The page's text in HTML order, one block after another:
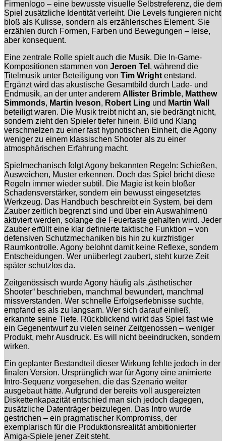
Firmenlogo – eine bewusste visuelle Selbstreferenz, die dem
Spiel zusätzliche Identität verleiht. Die Levels fungieren nicht
bloß als Kulisse, sondern als erzählerisches Element. Sie
erzählen durch Formen, Farben und Bewegungen – leise,
aber konsequent.
Eine zentrale Rolle spielt auch die Musik. Die In-Game-
Kompositionen stammen von Jeroen Tel , während die
Titelmusik unter Beteiligung von Tim Wright entstand.
Ergänzt wird das akustische Gesamtbild durch Lade- und
Endmusik, an der unter anderem Allister Brimble, Matthew
Simmonds, Martin Iveson, Robert Ling und Martin Wall
beteiligt waren. Die Musik treibt nicht an, sie bedrängt nicht,
sondern zieht den Spieler tiefer hinein. Bild und Klang
verschmelzen zu einer fast hypnotischen Einheit, die Agony
weniger zu einem klassischen Shooter als zu einer
atmosphärischen Erfahrung macht.
Spielmechanisch folgt Agony bekannten Regeln: Schießen,
Ausweichen, Muster erkennen. Doch das Spiel bricht diese
Regeln immer wieder subtil. Die Magie ist kein bloßer
Schadensverstärker, sondern ein bewusst eingesetztes
Werkzeug. Das Handbuch beschreibt ein System, bei dem
Zauber zeitlich begrenzt sind und über ein Auswahlmenü
aktiviert werden, solange die Feuertaste gehalten wird. Jeder
Zauber erfüllt eine klar definierte taktische Funktion – von
defensiven Schutzmechaniken bis hin zu kurzfristiger
Raumkontrolle. Agony belohnt damit keine Reflexe, sondern
Entscheidungen. Wer unüberlegt zaubert, steht kurze Zeit
später schutzlos da.
Zeitgenössisch wurde Agony häufig als „ästhetischer
Shooter“ beschrieben, manchmal bewundert, manchmal
missverstanden. Wer schnelle Erfolgserlebnisse suchte,
empfand es als zu langsam. Wer sich darauf einließ,
erkannte seine Tiefe. Rückblickend wirkt das Spiel fast wie
ein Gegenentwurf zu vielen seiner Zeitgenossen – weniger
Produkt, mehr Ausdruck. Es will nicht beeindrucken, sondern
wirken.
Ein geplanter Bestandteil dieser Wirkung fehlte jedoch in der
finalen Version. Ursprünglich war für Agony eine animierte
Intro-Sequenz vorgesehen, die das Szenario weiter
ausgebaut hätte. Aufgrund der bereits voll ausgereizten
Diskettenkapazität entschied man sich jedoch dagegen,
zusätzliche Datenträger beizulegen. Das Intro wurde
gestrichen – ein pragmatischer Kompromiss, der
exemplarisch für die Produktionsrealität ambitionierter
Amiga-Spiele jener Zeit steht.